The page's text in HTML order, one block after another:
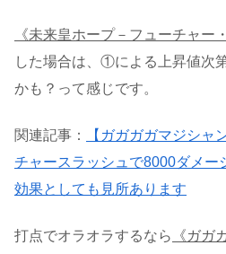
《未来皇ホープ－フューチャー
した場合は、①による上昇値次
かも？って感じです。
関連記事：
【ガガガガマジシャ
チャースラッシュで8000ダメー
効果としても見所あります
打点でオラオラするなら 《ガガ